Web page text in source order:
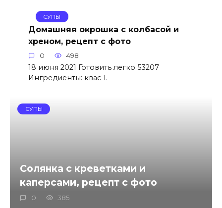
СУПЫ
Домашняя окрошка с колбасой и
хреном, рецепт с фото
0 498
18 июня 2021 Готовить легко 53207
Ингредиенты: квас 1.
СУПЫ
Солянка с креветками и
каперсами, рецепт с фото
0 385